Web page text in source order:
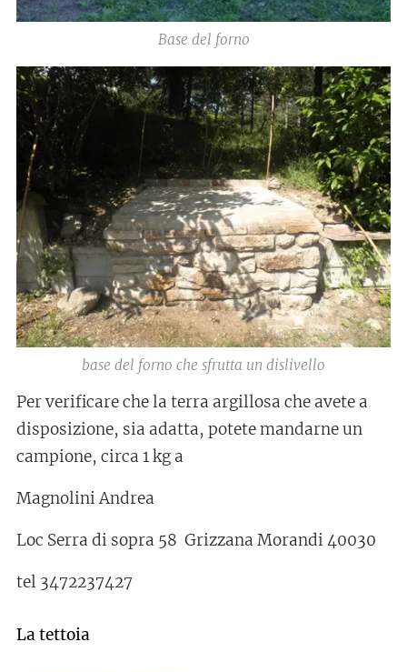
Base del forno
base del forno che sfrutta un dislivello
Per verificare che la terra argillosa che avete a
disposizione, sia adatta, potete mandarne un
campione, circa 1 kg a
Magnolini Andrea
Loc Serra di sopra 58 Grizzana Morandi 40030
tel 3472237427
La tettoia